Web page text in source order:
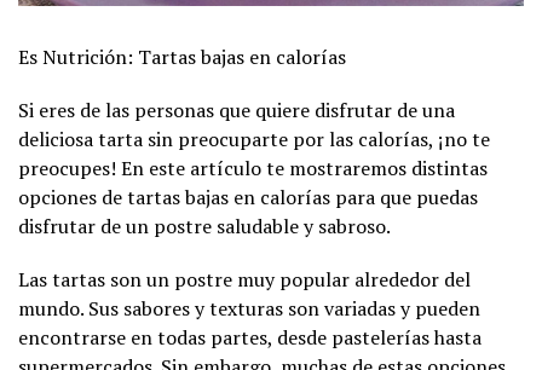
Es Nutrición: Tartas bajas en calorías
Si eres de las personas que quiere disfrutar de una
deliciosa tarta sin preocuparte por las calorías, ¡no te
preocupes! En este artículo te mostraremos distintas
opciones de tartas bajas en calorías para que puedas
disfrutar de un postre saludable y sabroso.
Las tartas son un postre muy popular alrededor del
mundo. Sus sabores y texturas son variadas y pueden
encontrarse en todas partes, desde pastelerías hasta